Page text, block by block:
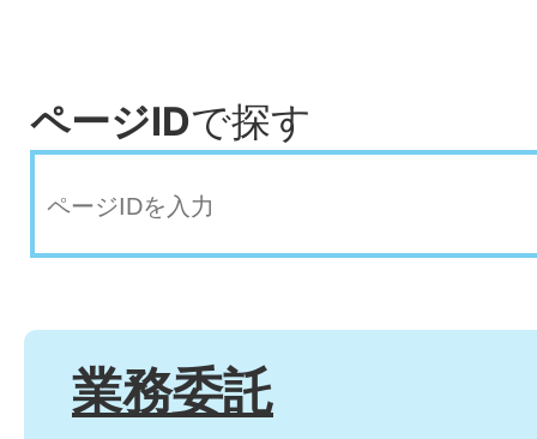
ページIDで探す
業務委託